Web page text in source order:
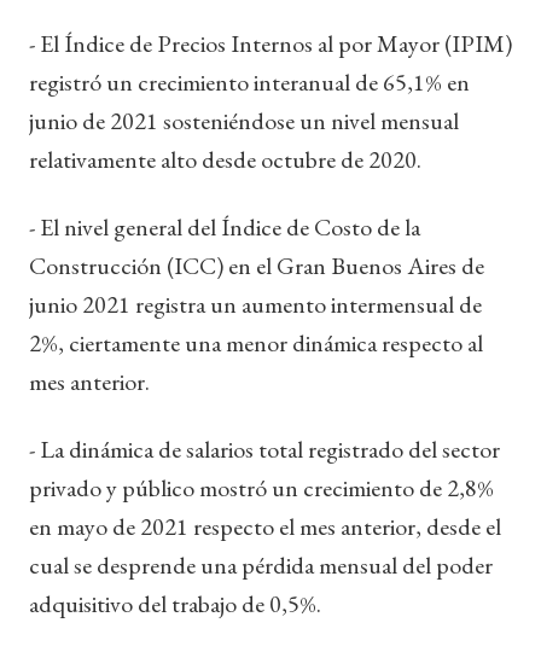
- El Índice de Precios Internos al por Mayor (IPIM)
registró un crecimiento interanual de 65,1% en
junio de 2021 sosteniéndose un nivel mensual
relativamente alto desde octubre de 2020.
- El nivel general del Índice de Costo de la
Construcción (ICC) en el Gran Buenos Aires de
junio 2021 registra un aumento intermensual de
2%, ciertamente una menor dinámica respecto al
mes anterior.
- La dinámica de salarios total registrado del sector
privado y público mostró un crecimiento de 2,8%
en mayo de 2021 respecto el mes anterior, desde el
cual se desprende una pérdida mensual del poder
adquisitivo del trabajo de 0,5%.